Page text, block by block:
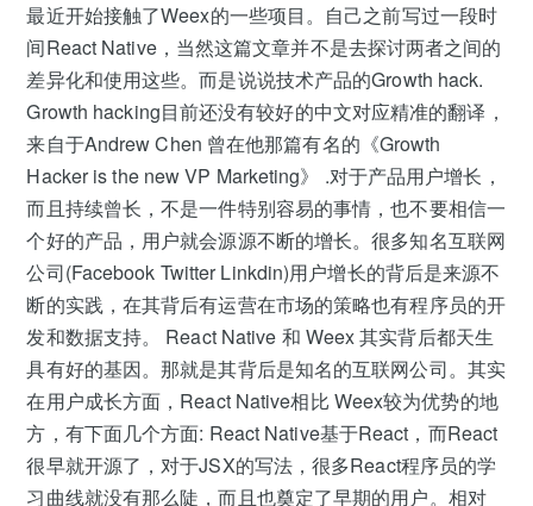
最近开始接触了Weex的一些项目。自己之前写过一段时
间React Native，当然这篇文章并不是去探讨两者之间的
差异化和使用这些。而是说说技术产品的Growth hack.
Growth hacking目前还没有较好的中文对应精准的翻译，
来自于Andrew Chen 曾在他那篇有名的《Growth
Hacker is the new VP Marketing》 .对于产品用户增长，
而且持续曾长，不是一件特别容易的事情，也不要相信一
个好的产品，用户就会源源不断的增长。很多知名互联网
公司(Facebook Twitter Linkdin)用户增长的背后是来源不
断的实践，在其背后有运营在市场的策略也有程序员的开
发和数据支持。 React Native 和 Weex 其实背后都天生
具有好的基因。那就是其背后是知名的互联网公司。其实
在用户成长方面，React Native相比 Weex较为优势的地
方，有下面几个方面: React Native基于React，而React
很早就开源了，对于JSX的写法，很多React程序员的学
习曲线就没有那么陡，而且也奠定了早期的用户。相对